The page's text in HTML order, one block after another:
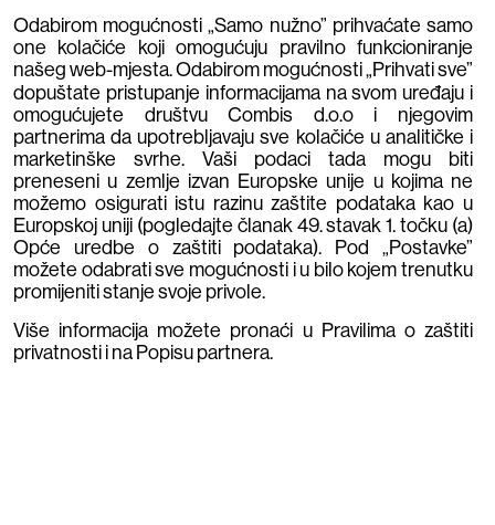
Virtualni izlet pametnim gradom
Unutar kompleksnog sustava kao što je grad
najvažnija postavka je donošenje pametnih
odluka, pomoću kojih se kreiraju najbolji rezultati.
Krenite s nama između blokova zgrada u našu
imaginaciju budućnosti.
Odabirom mogućnosti „Samo nužno” prihvaćate samo
one kolačiće koji omogućuju pravilno funkcioniranje
našeg web-mjesta. Odabirom mogućnosti „Prihvati sve”
dopuštate pristupanje informacijama na svom uređaju i
omogućujete društvu Combis d.o.o i njegovim
partnerima da upotrebljavaju sve kolačiće u analitičke i
marketinške svrhe. Vaši podaci tada mogu biti
preneseni u zemlje izvan Europske unije u kojima ne
možemo osigurati istu razinu zaštite podataka kao u
Europskoj uniji (pogledajte članak 49. stavak 1. točku (a)
Opće uredbe o zaštiti podataka). Pod „Postavke”
možete odabrati sve mogućnosti i u bilo kojem trenutku
promijeniti stanje svoje privole.
Više informacija možete pronaći u Pravilima o zaštiti
privatnosti i na Popisu partnera.